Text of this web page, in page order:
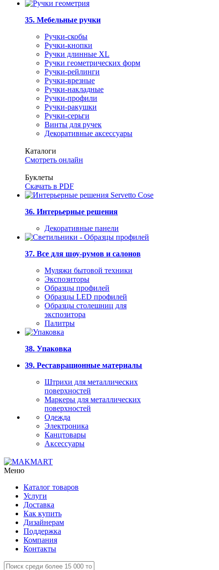
35. Мебельные ручки
Ручки-скобы
Ручки-кнопки
Ручки длинные XL
Ручки геометрических форм
Ручки-рейлинги
Ручки-врезные
Ручки-накладные
Ручки-профили
Ручки-ракушки
Ручки-серьги
Винты для ручек
Декоративные аксессуары
Каталоги
Смотреть онлайн
Буклеты
Скачать в PDF
36. Интерьерные решения
Декоративные панели
37. Все для шоу-румов и салонов
Муляжи бытовой техники
Экспозиторы
Образцы профилей
Образцы LED профилей
Образцы столешниц для
экспозитора
Палитры
38. Упаковка
39. Реставрационные материалы
Штрихи для металлических
поверхностей
Маркеры для металлических
поверхностей
Одежда
Электроника
Канцтовары
Аксессуары
Меню
Каталог товаров
Услуги
Доставка
Как купить
Дизайнерам
Поддержка
Компания
Контакты